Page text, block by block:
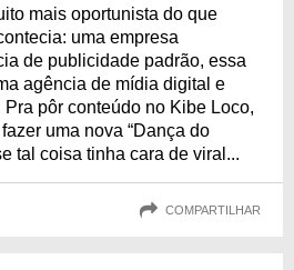
mais oportunista do que
uma empresa
de publicidade padrão, essa
agência de mídia digital e
pôr conteúdo no Kibe Loco,
uma nova “Dança do
tal coisa tinha cara de viral...
COMPARTILHAR